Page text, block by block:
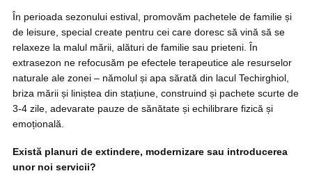
În perioada sezonului estival, promovăm pachetele de familie și
de leisure, special create pentru cei care doresc să vină să se
relaxeze la malul mării, alături de familie sau prieteni. În
extrasezon ne refocusăm pe efectele terapeutice ale resurselor
naturale ale zonei – nămolul și apa sărată din lacul Techirghiol,
briza mării și liniștea din stațiune, construind și pachete scurte de
3-4 zile, adevarate pauze de sănătate și echilibrare fizică și
emoțională.
Există planuri de extindere, modernizare sau introducerea
unor noi servicii?